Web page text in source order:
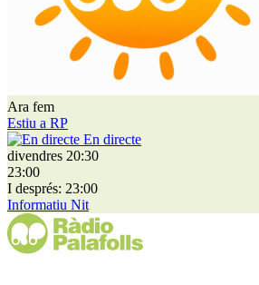
Ara fem
Estiu a RP
En directe
divendres 20:30
23:00
I després: 23:00
Informatiu Nit